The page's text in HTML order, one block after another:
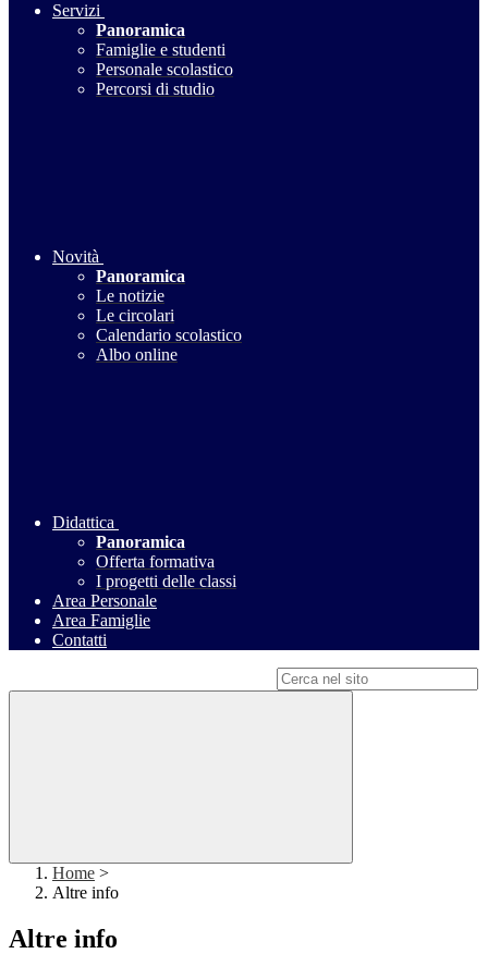
Servizi
Panoramica
Famiglie e studenti
Personale scolastico
Percorsi di studio
Novità
Panoramica
Le notizie
Le circolari
Calendario scolastico
Albo online
Didattica
Panoramica
Offerta formativa
I progetti delle classi
Area Personale
Area Famiglie
Contatti
Home >
Altre info
Altre info